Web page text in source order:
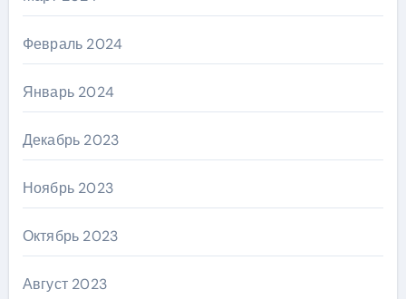
Февраль 2024
Январь 2024
Декабрь 2023
Ноябрь 2023
Октябрь 2023
Август 2023